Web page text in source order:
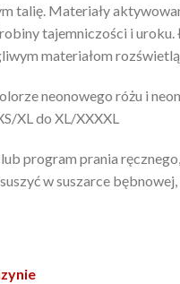
talię. Materiały
tajemniczości i uroku.
materiałom
neonowego różu i
XL do XL/XXXXL
program prania
w suszarce